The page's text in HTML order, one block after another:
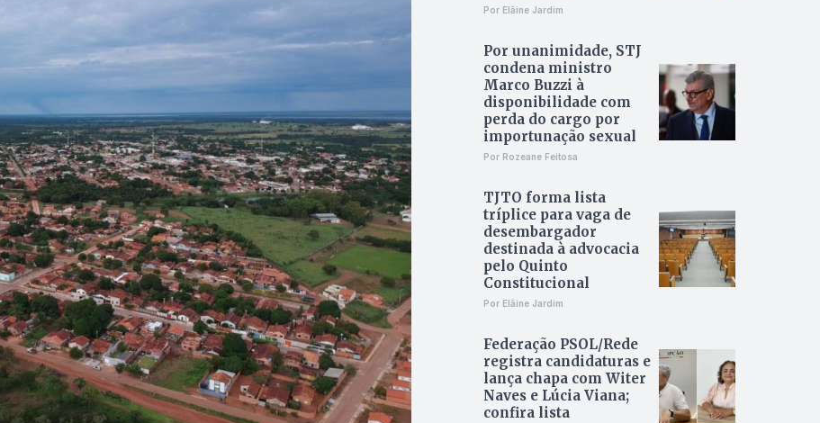
Por Elâine Jardim
Por unanimidade, STJ
condena ministro
Marco Buzzi à
disponibilidade com
perda do cargo por
importunação sexual
Por Rozeane Feitosa
TJTO forma lista
tríplice para vaga de
desembargador
destinada à advocacia
pelo Quinto
Constitucional
Por Elâine Jardim
Federação PSOL/Rede
registra candidaturas e
lança chapa com Witer
Naves e Lúcia Viana;
confira lista